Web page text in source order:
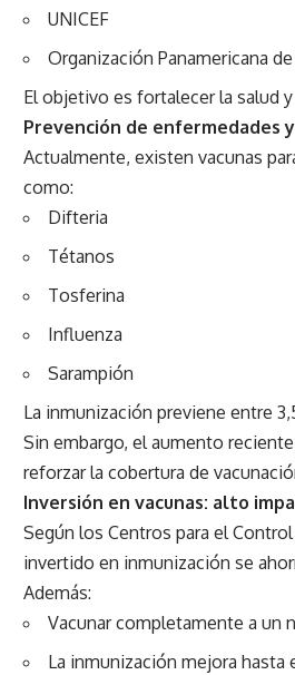
UNICEF
Organización Panamericana
El objetivo es fortalecer la salud
Prevención de enfermedades
Actualmente, existen vacunas
como:
Difteria
Tétanos
Tosferina
Influenza
Sarampión
La inmunización previene entre
Sin embargo, el aumento
reforzar la cobertura de
Inversión en vacunas: alto
Según los Centros para el
invertido en inmunización se
Además:
Vacunar completamente a un
La inmunización mejora